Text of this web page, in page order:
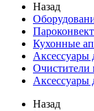
Назад
Кухонные
Аксессуары
Очистители
Аксессуары
Назад